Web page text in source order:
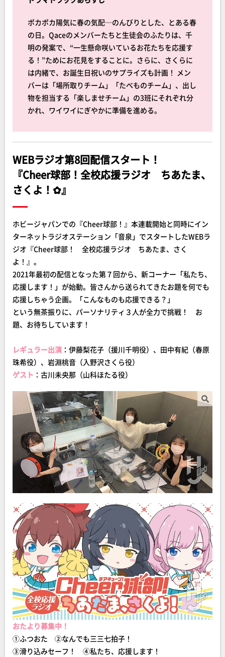
ポカポカ陽気に春の気配─のんびりとした、とある春
の日。Qaceのメンバーたちと生徒会のふたりは、千
明の発案で、“一生懸命咲いているお花たちを応援す
る！”ためにお花見をすることに。さらに、さくらに
は内緒で、お誕生日祝いのサプライズも計画！ メン
バーは「場所取りチーム」「たべものチーム」、出し
物を担当する「楽しませチーム」の3班にそれぞれ分
かれ、ワイワイにぎやかに準備を進める。
WEBラジオ第8回配信スタート！
『Cheer球部！全校応援ラジオ ちあたま、
さくよ！✿』
ホビージャパンでの『Cheer球部！』本連載開始と同時にイン
ターネットラジオステーション「音泉」でスタートしたWEBラ
ジオ『Cheer球部！ 全校応援ラジオ ちあたま、さく
よ！』。
2021年最初の配信となった第７回から、新コーナー「私たち、
応援します！」が始動。皆さんから送られてきたお題を何でも
応援しちゃう企画。「こんなものも応援できる？」
という無茶振りに、パーソナリティ３人が全力で挑戦！ お
題、お待ちしています！
レギュラー出演 ：伊藤梨花子（援川千明役）、田中有紀（春原
珠希役）、岩淵桃音（入野沢さくら役）
ゲスト ：古川未央那（山科ほたる役）
おたより募集中！
①ふつおた ②なんでも三三七拍子！
③滑り込みセーフ！ ④私たち、応援します！